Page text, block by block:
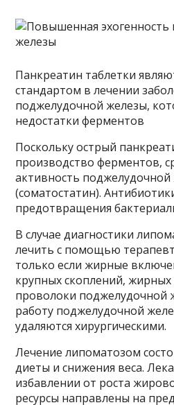
Панкреатин таблетки
стандартом в лечении
поджелудочной железы,
недостатки ферментов
Поскольку острый
производство ферментов,
активность
(соматостатин).
предотвращения
В случае диагностики
лечить с помощью
только если жирные
крупных скоплений,
проволоки поджелудочной
работу поджелудочной
удаляются хирургическими.
Лечение липоматозом
диеты и снижения веса.
избавлении от роста
ресурсы направлены на